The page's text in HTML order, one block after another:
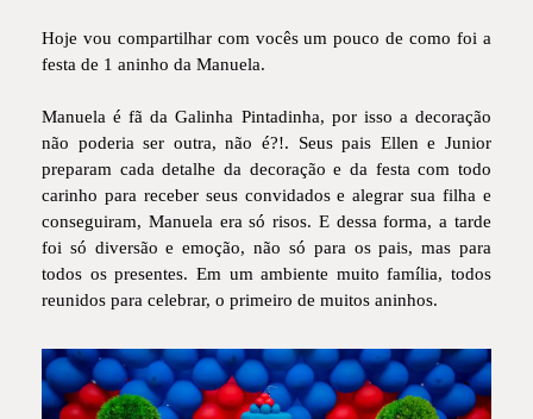
Hoje vou compartilhar com vocês um pouco de como foi a
festa de 1 aninho da Manuela.
Manuela é fã da Galinha Pintadinha, por isso a decoração
não poderia ser outra, não é?!. Seus pais Ellen e Junior
preparam cada detalhe da decoração e da festa com todo
carinho para receber seus convidados e alegrar sua filha e
conseguiram, Manuela era só risos. E dessa forma, a tarde
foi só diversão e emoção, não só para os pais, mas para
todos os presentes. Em um ambiente muito família, todos
reunidos para celebrar, o primeiro de muitos aninhos.